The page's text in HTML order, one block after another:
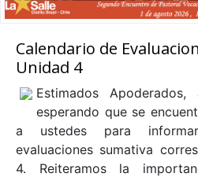
Calendario de
Unidad 4
Estimados
esperando que se
a ustedes para
evaluaciones sumativa
4. Reiteramos la